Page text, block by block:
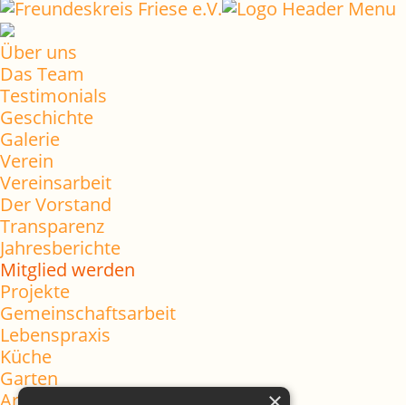
Über uns
Das Team
Testimonials
Geschichte
Galerie
Verein
Vereinsarbeit
Der Vorstand
Transparenz
Jahresberichte
Mitglied werden
Projekte
Gemeinschaftsarbeit
Lebenspraxis
Küche
Garten
Aromatízate